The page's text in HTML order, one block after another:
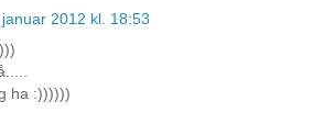
2012 kl. 18:53
ha :))))))